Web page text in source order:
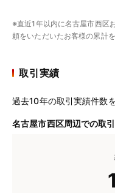
※直近1年以内に名古屋市西区
頼をいただいたお客様の累計
取引実績
過去10年の取引実績件数
名古屋市西区周辺での取